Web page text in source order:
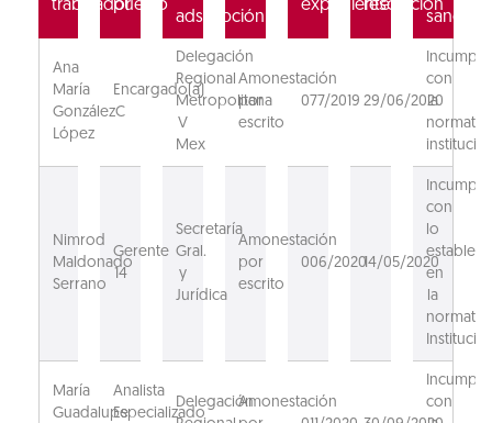
trabajadorpuesto
adscripción
expedienteresolución
sanción
Ana
María
González
López
Encargado(a)
C
Delegación
Regional
Metropolitana
V
Mex
Amonestación
por
escrito
077/2019 29/06/2020
con
la
Nimrod
Maldonado
Serrano
Gerente
14
Secretaría
Gral.
y
Jurídica
Amonestación
por
escrito
006/202014/05/2020
con
lo
en
la
María
Guadalupe
Analista
Especializado
DelegaciónAmonestación
con